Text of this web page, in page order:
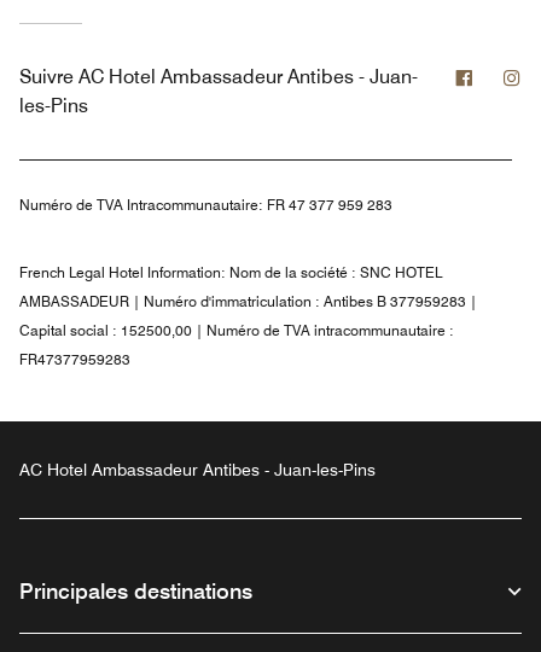
Suivre AC Hotel Ambassadeur Antibes - Juan-
les-Pins
Numéro de TVA Intracommunautaire: FR 47 377 959 283
French Legal Hotel Information: Nom de la société : SNC HOTEL
AMBASSADEUR | Numéro d'immatriculation : Antibes B 377959283 |
Capital social : 152500,00 | Numéro de TVA intracommunautaire :
FR47377959283
AC Hotel Ambassadeur Antibes - Juan-les-Pins
Principales destinations